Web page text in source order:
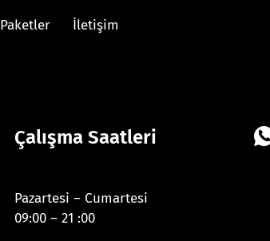
Paketler İletişim
Çalışma Saatleri
Pazartesi – Cumartesi
09:00 – 21 :00